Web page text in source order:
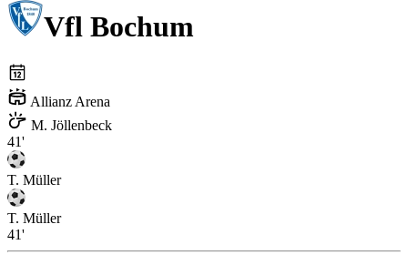
Vfl Bochum
Allianz Arena
M. Jöllenbeck
41'
T. Müller
T. Müller
41'